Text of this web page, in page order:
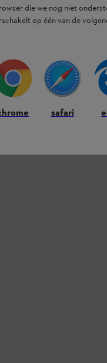
met smartphone,
nylon raster volgens
die we nog niet
op één van de
safari